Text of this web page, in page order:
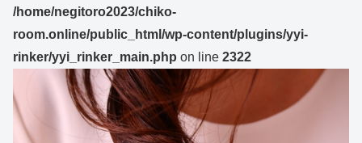
/home/negitoro2023/chiko-
room.online/public_html/wp-content/plugins/yyi-
rinker/yyi_rinker_main.php on line 2322